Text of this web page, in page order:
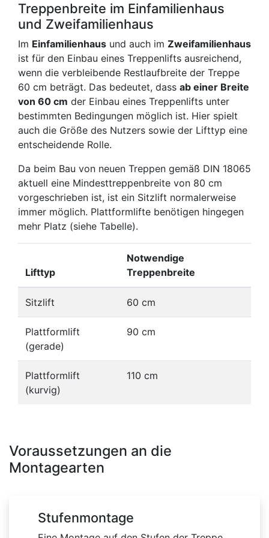
Treppenbreite im Einfamilienhaus
und Zweifamilienhaus
Im Einfamilienhaus und auch im Zweifamilienhaus
ist für den Einbau eines Treppenlifts ausreichend,
wenn die verbleibende Restlaufbreite der Treppe
60 cm beträgt. Das bedeutet, dass ab einer Breite
von 60 cm der Einbau eines Treppenlifts unter
bestimmten Bedingungen möglich ist. Hier spielt
auch die Größe des Nutzers sowie der Lifttyp eine
entscheidende Rolle.
Da beim Bau von neuen Treppen gemäß DIN 18065
aktuell eine Mindesttreppenbreite von 80 cm
vorgeschrieben ist, ist ein Sitzlift normalerweise
immer möglich. Plattformlifte benötigen hingegen
mehr Platz (siehe Tabelle).
Lifttyp
Notwendige
Treppenbreite
Sitzlift 60 cm
Plattformlift
(gerade)
90 cm
Plattformlift
(kurvig)
110 cm
Voraussetzungen an die
Montagearten
Stufenmontage